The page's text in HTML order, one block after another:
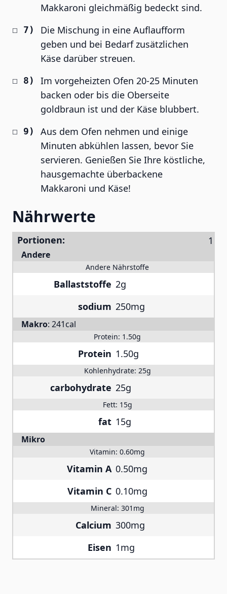
Makkaroni gleichmäßig bedeckt sind.
Die Mischung in eine Auflaufform
geben und bei Bedarf zusätzlichen
Käse darüber streuen.
Im vorgeheizten Ofen 20-25 Minuten
backen oder bis die Oberseite
goldbraun ist und der Käse blubbert.
Aus dem Ofen nehmen und einige
Minuten abkühlen lassen, bevor Sie
servieren. Genießen Sie Ihre köstliche,
hausgemachte überbackene
Makkaroni und Käse!
Nährwerte
Portionen:
Andere
Andere Nährstoffe
Ballaststoffe 2g
sodium 250mg
Makro: 241cal
Protein: 1.50g
Protein 1.50g
Kohlenhydrate: 25g
carbohydrate 25g
Fett: 15g
fat 15g
Mikro
Vitamin: 0.60mg
Vitamin A 0.50mg
Vitamin C 0.10mg
Mineral: 301mg
Calcium 300mg
Eisen 1mg